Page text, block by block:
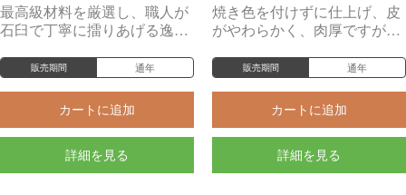
最高級材料を厳選し、職人が
石臼で丁寧に擂りあげる逸
販売期間 通年
カートに追加
詳細を見る
焼き色を付けずに仕上げ、皮
がやわらかく、肉厚ですが、
販売期間 通年
カートに追加
詳細を見る